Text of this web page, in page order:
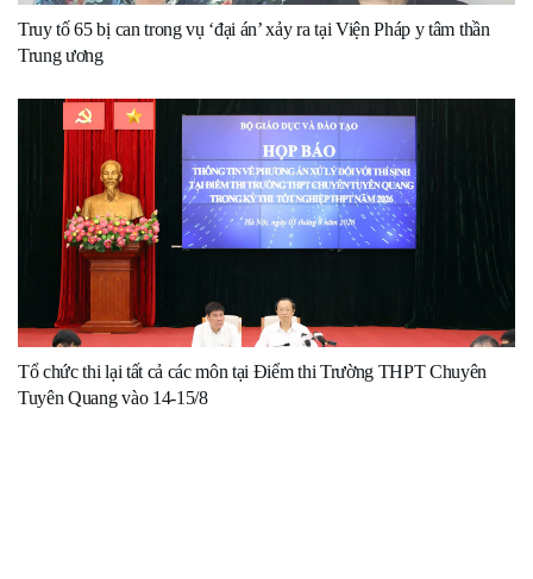
Truy tố 65 bị can trong vụ ‘đại án’ xảy ra tại Viện Pháp y tâm thần
Trung ương
Tổ chức thi lại tất cả các môn tại Điểm thi Trường THPT Chuyên
Tuyên Quang vào 14-15/8